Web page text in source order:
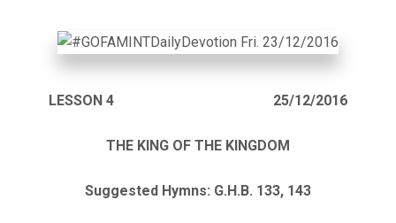
LESSON 4 25/12/2016
THE KING OF THE KINGDOM
Suggested Hymns: G.H.B. 133, 143